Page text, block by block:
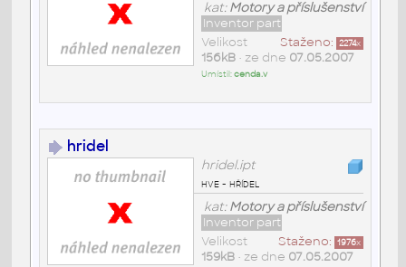
kat:Motory a příslušenství
Inventor part
Staženo: 2274x
Velikost
156kB• ze dne 07.05.2007
Umístil:cenda.v
hridel
hridel.ipt
hve - hřídel
kat:Motory a příslušenství
Inventor part
Staženo: 1976x
Velikost
159kB• ze dne 07.05.2007